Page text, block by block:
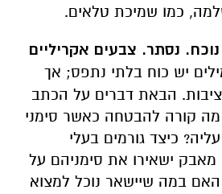
כמו שמיכת טלאים.
נסתר. צבעים אקריליים
יש כוח בלתי נתפס; אך
הבאת דברים על הכתב
קורה להבטחה כאשר סימני
כיצד גורמים בעלי
ישאירו את סימניהם על
במה שיישאר נוכל למצוא